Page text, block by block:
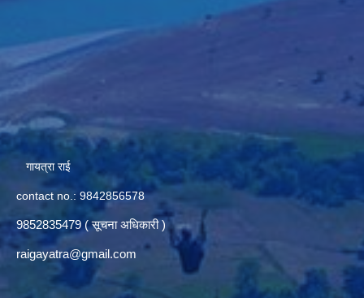
गायत्रा राई
contact no.: 9842856578
9852835479 ( सूचना अधिकारी )
raigayatra@gmail.com